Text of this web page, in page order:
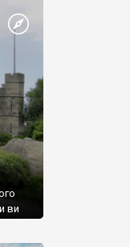
ви